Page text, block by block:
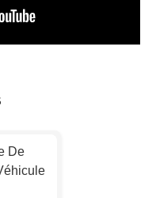
De